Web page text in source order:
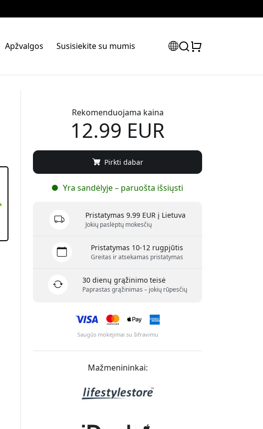
Apžvalgos Susisiekite su mumis
Rekomenduojama kaina
12.99 EUR
Pirkti dabar
Yra sandėlyje – paruošta išsiųsti
Pristatymas 9.99 EUR į Lietuva
Jokių paslėptų mokesčių
Pristatymas 10-12 rugpjūtis
Greitas ir atsekamas pristatymas
30 dienų grąžinimo teisė
Paprastas grąžinimas – jokių rūpesčių
Saugūs mokėjimai su šifravimu
Mažmenininkai: